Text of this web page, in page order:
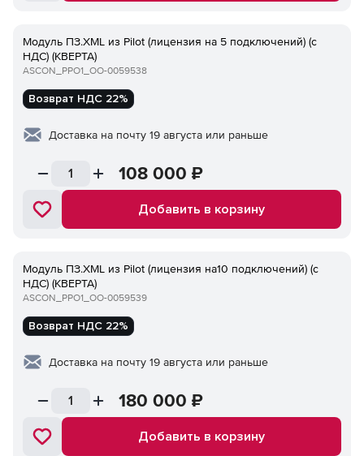
Модуль ПЗ.XML из Pilot (лицензия на 5 подключений) (с
НДС) (КВЕРТА)
ASCON_PPO1_ОО-0059538
Возврат НДС 22%
Доставка на почту 19 августа или раньше
108 000 ₽
Добавить в корзину
Модуль ПЗ.XML из Pilot (лицензия на10 подключений) (с
НДС) (КВЕРТА)
ASCON_PPO1_ОО-0059539
Возврат НДС 22%
Доставка на почту 19 августа или раньше
180 000 ₽
Добавить в корзину